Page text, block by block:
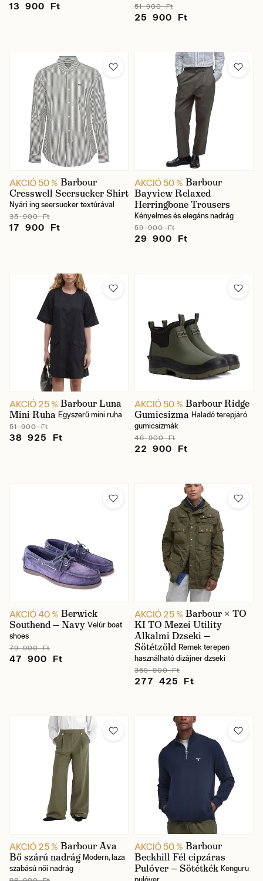
13 900 Ft 51 900 Ft
25 900 Ft
AKCIÓ 50 % Barbour
Cresswell Seersucker Shirt
Nyári ing seersucker textúrával
35 900 Ft
17 900 Ft
AKCIÓ 50 % Barbour
Bayview Relaxed
Herringbone Trousers
Kényelmes és elegáns nadrág
59 900 Ft
29 900 Ft
AKCIÓ 25 % Barbour Luna
Mini Ruha Egyszerű mini ruha
51 900 Ft
38 925 Ft
AKCIÓ 50 % Barbour Ridge
Gumicsizma Haladó terepjáró
gumicsizmák
46 900 Ft
22 900 Ft
AKCIÓ 40 % Berwick
Southend — Navy Velúr boat
shoes
79 900 Ft
47 900 Ft
AKCIÓ 25 % Barbour × TO
KI TO Mezei Utility
Alkalmi Dzseki —
Sötétzöld Remek terepen
használható dizájner dzseki
369 900 Ft
277 425 Ft
AKCIÓ 25 % Barbour Ava
Bő szárú nadrág Modern, laza
szabású női nadrág
AKCIÓ 50 % Barbour
Beckhill Fél cipzáras
Pulóver — Sötétkék Kenguru